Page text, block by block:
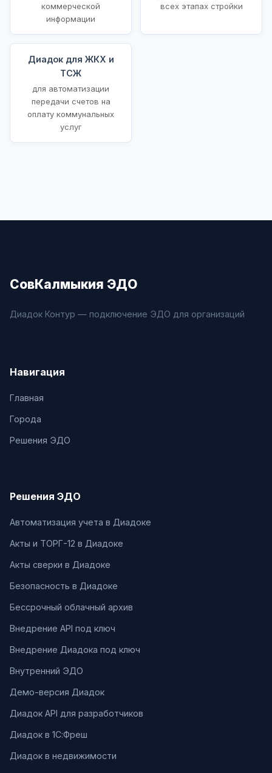
коммерческой
информации
всех этапах стройки
Диадок для ЖКХ и
ТСЖ
для автоматизации
передачи счетов на
оплату коммунальных
услуг
СовКалмыкия ЭДО
Диадок Контур — подключение ЭДО для организаций
Навигация
Главная
Города
Решения ЭДО
Решения ЭДО
Автоматизация учета в Диадоке
Акты и ТОРГ-12 в Диадоке
Акты сверки в Диадоке
Безопасность в Диадоке
Бессрочный облачный архив
Внедрение API под ключ
Внедрение Диадока под ключ
Внутренний ЭДО
Демо-версия Диадок
Диадок API для разработчиков
Диадок в 1С:Фреш
Диадок в недвижимости